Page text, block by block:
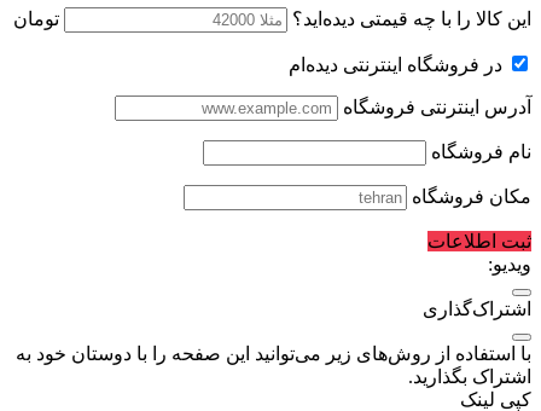
این کالا را با چه قیمتی دیده‌اید؟ تومان
در فروشگاه اینترنتی دیده‌ام
آدرس اینترنتی فروشگاه
نام فروشگاه
مکان فروشگاه
ثبت اطلاعات
ویدیو:
اشتراک‌گذاری
با استفاده از روش‌های زیر می‌توانید این صفحه را با دوستان خود به
اشتراک بگذارید.
کپی لینک